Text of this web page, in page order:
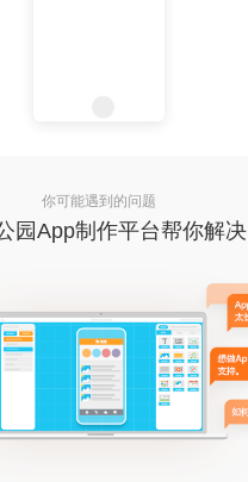
你可能遇到的问题
园App制作平台帮你解决